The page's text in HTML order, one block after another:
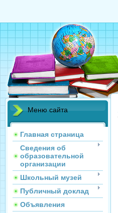
Меню сайта
Главная страница
Сведения об
образовательной
организации
Школьный музей
Публичный доклад
Объявления